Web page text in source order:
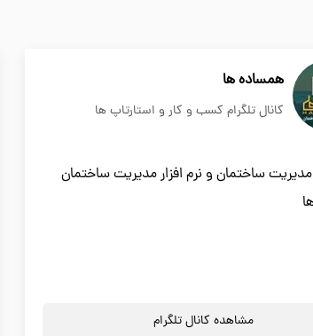
همساده ها
کانال تلگرام کسب و کار و استارتاپ ها
ساختمان و نرم افزار مدیریت ساختمان
مشاهده کانال تلگرام